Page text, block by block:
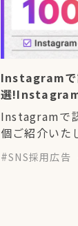
Instagramで
選!Instagram
Instagramで
個ご紹介いた
SNS採用広告